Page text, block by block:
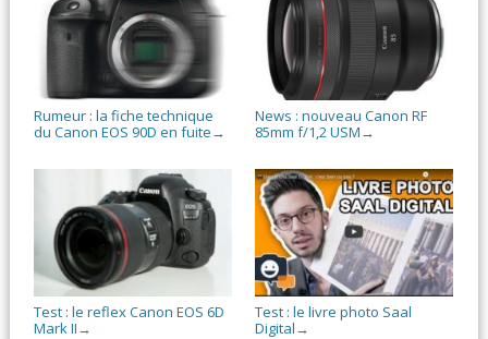
Rumeur : la fiche technique
du Canon EOS 90D en fuite →
News : nouveau Canon RF
85mm f/1,2 USM →
Test : le reflex Canon EOS 6D
Mark II →
Test : le livre photo Saal
Digital →